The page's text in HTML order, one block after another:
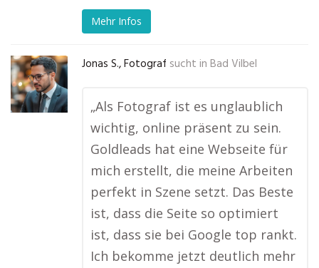
Mehr Infos
Jonas S., Fotograf sucht in Bad Vilbel
„Als Fotograf ist es unglaublich
wichtig, online präsent zu sein.
Goldleads hat eine Webseite für
mich erstellt, die meine Arbeiten
perfekt in Szene setzt. Das Beste
ist, dass die Seite so optimiert
ist, dass sie bei Google top rankt.
Ich bekomme jetzt deutlich mehr